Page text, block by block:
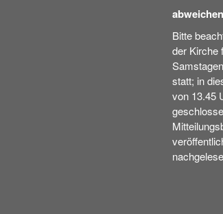
Bitte
der Kirche
statt; in
von 13.45